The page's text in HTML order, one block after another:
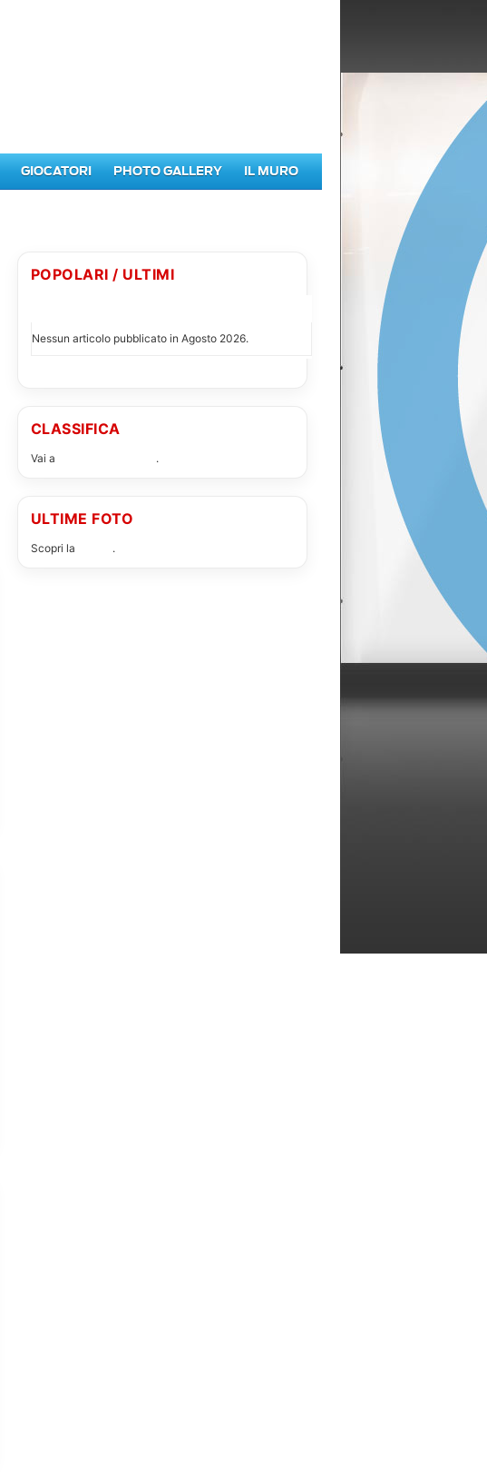
GIOCATORI PHOTO GALLERY IL MURO
POPOLARI / ULTIMI
Nessun articolo pubblicato in Agosto 2026.
CLASSIFICA
Vai a .
ULTIME FOTO
Scopri la .